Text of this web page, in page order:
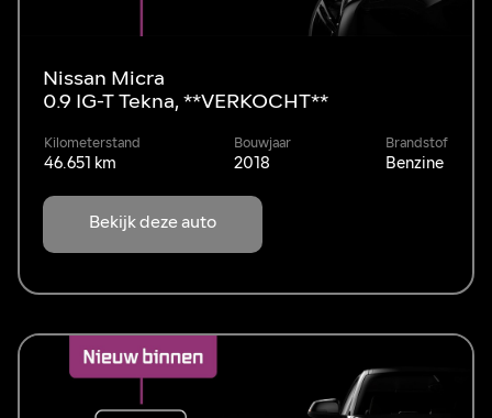
Nissan Micra
0.9 IG-T Tekna, **VERKOCHT**
Kilometerstand
46.651 km
Bouwjaar
2018
Brandstof
Benzine
Bekijk deze auto